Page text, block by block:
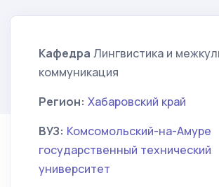
Кафедра Лингвистика и
коммуникация
Регион: Хабаровский край
ВУЗ: Комсомольский-на-Амуре
государственный технический
университет